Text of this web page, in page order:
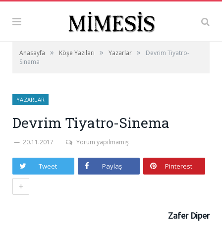
Anasayfa » Köşe Yazıları » Yazarlar »
Devrim Tiyatro-
Sinema
YAZARLAR
Devrim Tiyatro-Sinema
20.11.2017 Yorum yapılmamış
Tweet Paylaş Pinterest
+
Zafer Diper